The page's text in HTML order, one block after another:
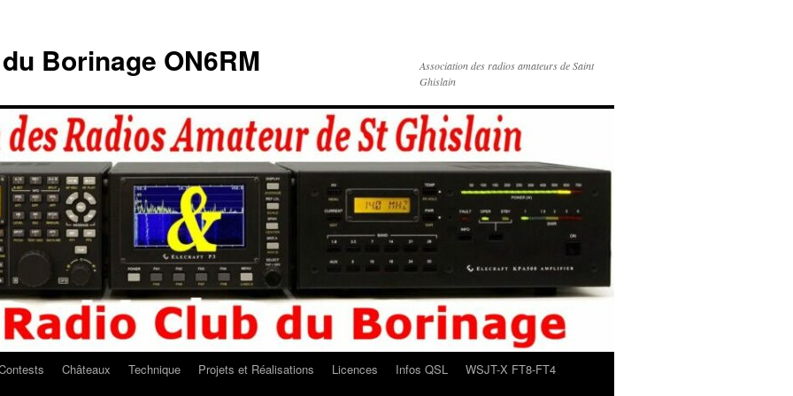
Borinage ON6RM
Association des radios amateurs de Saint
Ghislain
Châteaux Technique Projets et Réalisations Licences Infos QSL
WSJT-X FT8-FT4